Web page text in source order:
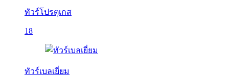
ทัวร์โปรตุเกส
18
ทัวร์เบลเยี่ยม